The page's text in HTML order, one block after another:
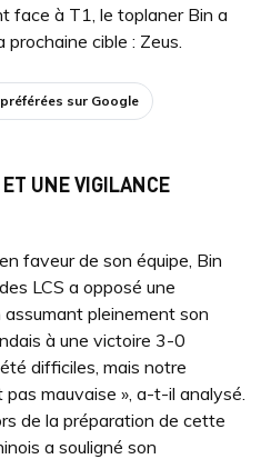
face à T1, le toplaner Bin a
cible : Zeus.
sur Google
UNE VIGILANCE
faveur de son équipe, Bin
LCS a opposé une
pleinement son
à une victoire 3-0
difficiles, mais notre
mauvaise », a-t-il analysé.
de la préparation de cette
a souligné son